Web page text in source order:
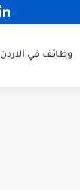
وظائف في الاردن